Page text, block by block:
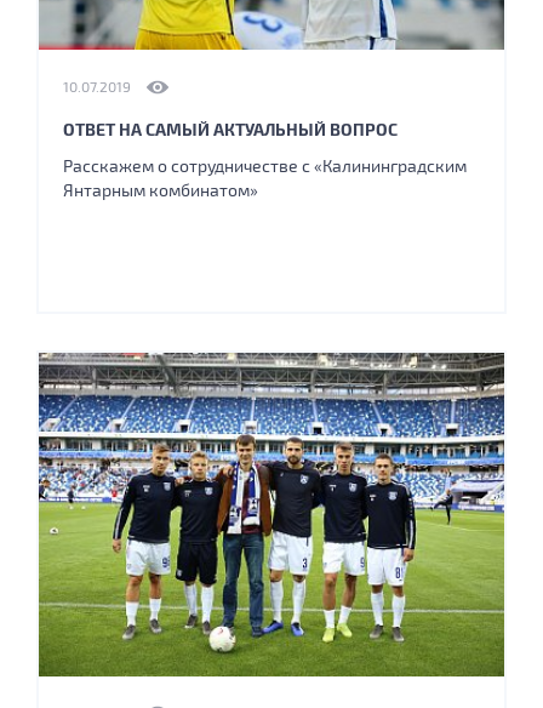
10.07.2019
ОТВЕТ НА САМЫЙ АКТУАЛЬНЫЙ ВОПРОС
Расскажем о сотрудничестве с «Калининградским
Янтарным комбинатом»